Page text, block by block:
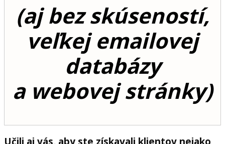
(aj bez skúseností,
veľkej emailovej
databázy
a webovej stránky)